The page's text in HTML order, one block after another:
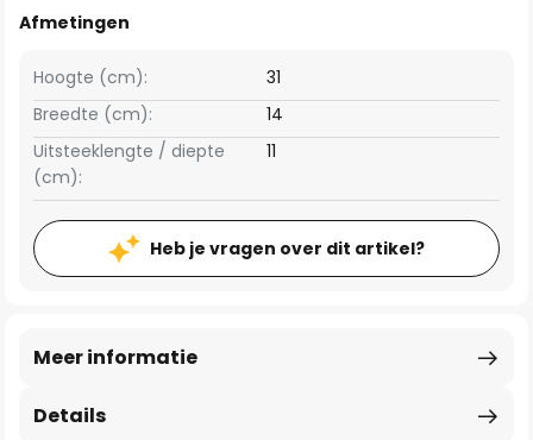
Afmetingen
Breedte (cm): 14
Hoogte (cm): 31
Uitsteeklengte / diepte
(cm):
11
Heb je vragen over dit artikel?
Details
Meer informatie